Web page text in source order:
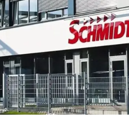
Reisekataloge
Aktuelle Werbung
Fliegen ab Braunschweig